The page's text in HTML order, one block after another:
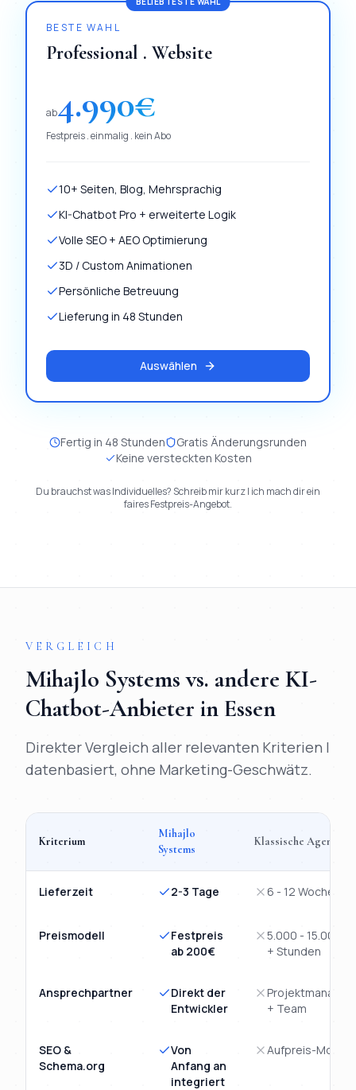
BESTE WAHL
Professional . Website
ab4.990€
Festpreis . einmalig . kein Abo
10+ Seiten, Blog, Mehrsprachig
KI-Chatbot Pro + erweiterte Logik
Volle SEO + AEO Optimierung
3D / Custom Animationen
Persönliche Betreuung
Lieferung in 48 Stunden
Auswählen
Fertig in 48 Stunden
Gratis Änderungsrunden
Keine versteckten Kosten
Du brauchst was Individuelles? Schreib mir kurz | ich mach dir ein
faires Festpreis-Angebot.
VERGLEICH
Mihajlo Systems vs. andere KI-
Chatbot-Anbieter in Essen
Direkter Vergleich aller relevanten Kriterien |
datenbasiert, ohne Marketing-Geschwätz.
Kriterium
Mihajlo
Systems
Klassische Agentur
Lieferzeit 2-3 Tage 6 - 12 Wochen
Preismodell
Festpreis
ab 200€
5.000 - 15.000€
+ Stunden
Ansprechpartner
Direkt der
Entwickler
Projektmanager
+ Team
SEO &
Schema.org
Von
Anfang an
integriert
Aufpreis-Modul